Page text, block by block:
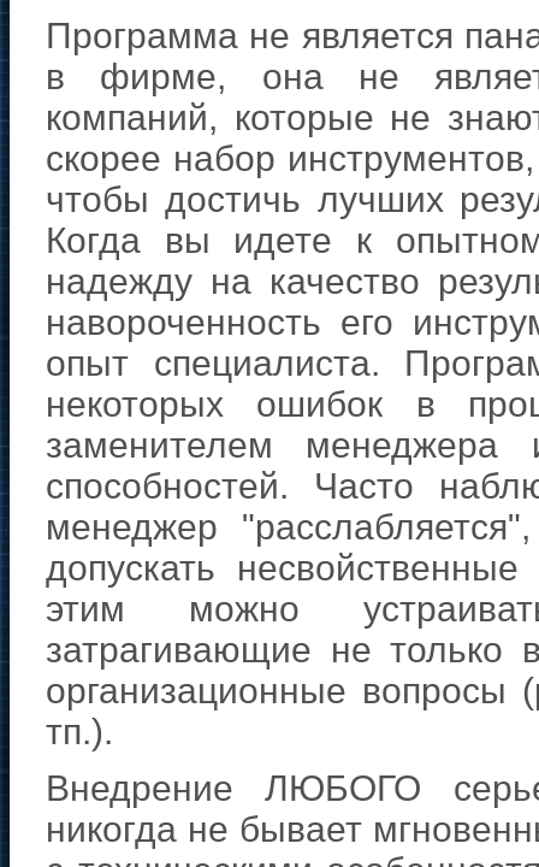
Программа не является
в фирме, она не
компаний, которые не
скорее набор
чтобы достичь лучших
Когда вы идете к
надежду на качество
навороченность его
опыт специалиста.
некоторых ошибок в
заменителем менеджера
способностей. Часто
менеджер
допускать
этим можно
затрагивающие не
организационные вопросы
тп.).
Внедрение ЛЮБОГО
никогда не бывает